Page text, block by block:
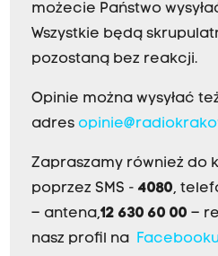
możecie Państwo
Wszystkie będą
pozostaną bez reakcji.
Opinie można wysyłać
adres
Zapraszamy również do
poprzez SMS - 4080,
– antena,12 630 60 00 –
nasz profil na